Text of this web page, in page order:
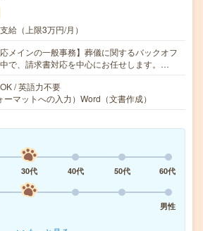
給（上限3万円/月）
応メインの一般事務】葬儀に関するバックオフ
で、請求書対応を中心にお任せします。…
/ 英語力不要
ーマットへの入力）Word（文書作成）
30代 40代 50代
60代
男性